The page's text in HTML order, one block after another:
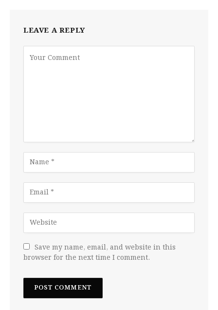
LEAVE A REPLY
Save my name, email, and website in this
browser for the next time I comment.